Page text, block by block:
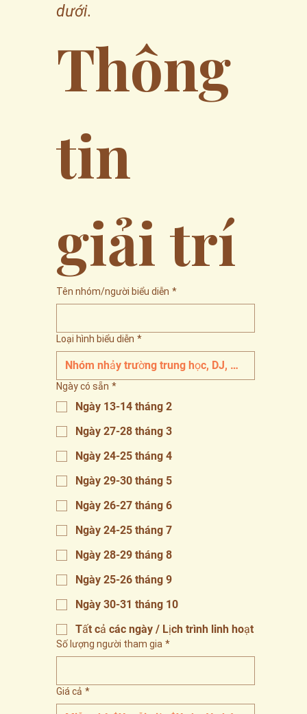
dưới.
Thông
tin
giải trí
Tên nhóm/người biểu diễn *
Loại hình biểu diễn *
Ngày có sẵn *
Ngày 13-14 tháng 2
Ngày 27-28 tháng 3
Ngày 24-25 tháng 4
Ngày 29-30 tháng 5
Ngày 26-27 tháng 6
Ngày 24-25 tháng 7
Ngày 28-29 tháng 8
Ngày 25-26 tháng 9
Ngày 30-31 tháng 10
Tất cả các ngày / Lịch trình linh hoạt
Số lượng người tham gia *
Giá cả *